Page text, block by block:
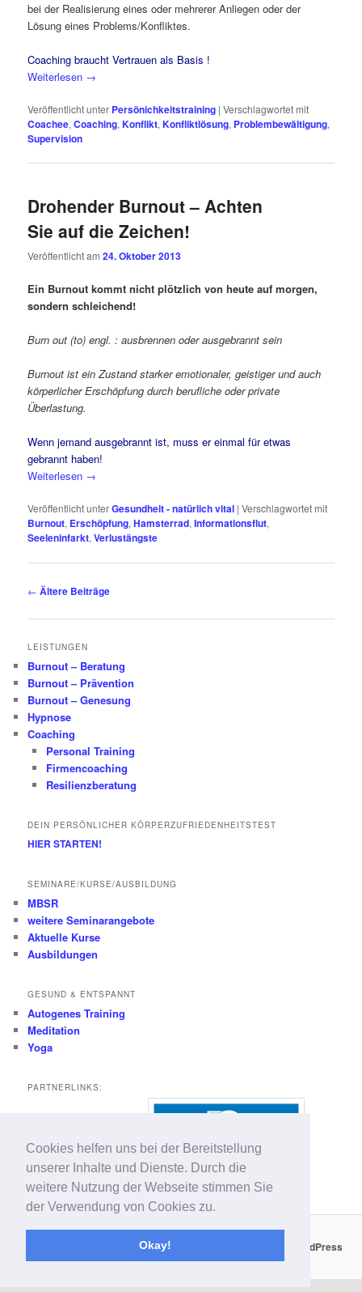
Cookies helfen uns bei der Bereitstellung
unserer Inhalte und Dienste. Durch die
weitere Nutzung der Webseite stimmen Sie
der Verwendung von Cookies zu.
Okay!
bei der Realisierung eines oder mehrerer Anliegen oder der
Lösung eines Problems/Konfliktes.
Coaching braucht Vertrauen als Basis !
Weiterlesen →
Veröffentlicht unter Persönichkeitstraining |Verschlagwortet mit
Coachee,Coaching,Konflikt,Konfliktlösung, Problembewältigung,
Supervision
Drohender Burnout – Achten
Sie auf die Zeichen!
Veröffentlicht am24. Oktober 2013
Ein Burnout kommt nicht plötzlich von heute auf morgen,
sondern schleichend!
Burn out (to) engl. : ausbrennen oder ausgebrannt sein
Burnout ist ein Zustand starker emotionaler, geistiger und auch
körperlicher Erschöpfung durch berufliche oder private
Überlastung.
Wenn jemand ausgebrannt ist, muss er einmal für etwas
gebrannt haben!
Weiterlesen →
Veröffentlicht unterGesundheit - natürlich vital |Verschlagwortet mit
Burnout, Erschöpfung,Hamsterrad,Informationsflut,
Seeleninfarkt,Verlustängste
Beitrags-
← Ältere Beiträge
LEISTUNGEN
Burnout – Beratung
Burnout – Prävention
Burnout – Genesung
Hypnose
Coaching
Personal Training
Firmencoaching
Resilienzberatung
DEIN PERSÖNLICHER KÖRPERZUFRIEDENHEITSTEST
HIER STARTEN!
SEMINARE/KURSE/AUSBILDUNG
MBSR
weitere Seminarangebote
Aktuelle Kurse
Ausbildungen
GESUND & ENTSPANNT
Autogenes Training
Meditation
Yoga
PARTNERLINKS:
www.fiedler-consulting.de
Impressum/Datenschutz & Kontakt Stolz präsentiert von WordPress